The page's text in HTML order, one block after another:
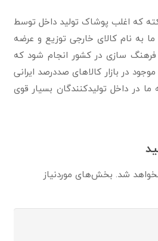
که اغلب پوشاک تولید داخل توسط
به نام کالای خارجی توزیع و عرضه
سازی در کشور انجام شود که
در بازار کالاهای صددرصد ایرانی
در داخل تولیدکنندگان بسیار قوی
شد. بخش‌های موردنیاز